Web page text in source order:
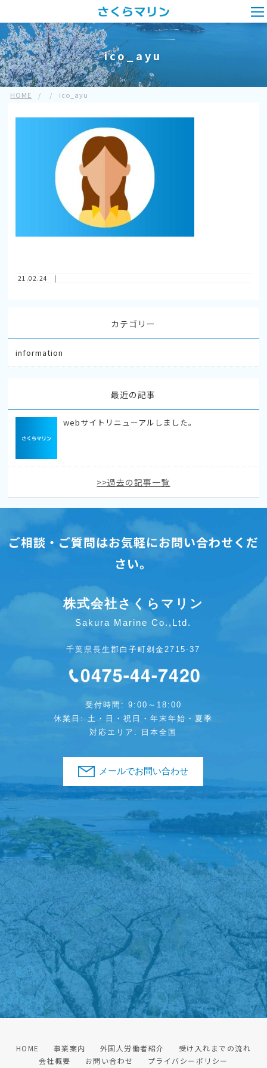
ico_ayu
HOME / / ico_ayu
21.02.24 |
カテゴリー
information
最近の記事
webサイトリニューアルしました。
>>過去の記事一覧
ご相談・ご質問はお気軽にお問い合わせくだ
さい。
株式会社さくらマリン
Sakura Marine Co.,Ltd.
千葉県長生郡白子町剃金2715-37
受付時間: 9:00～18:00
休業日: 土・日・祝日・年末年始・夏季
対応エリア: 日本全国
メールでお問い合わせ
HOME 事業案内 外国人労働者紹介
受け入れまでの流れ
会社概要
お問い合わせ プライバシーポリシー